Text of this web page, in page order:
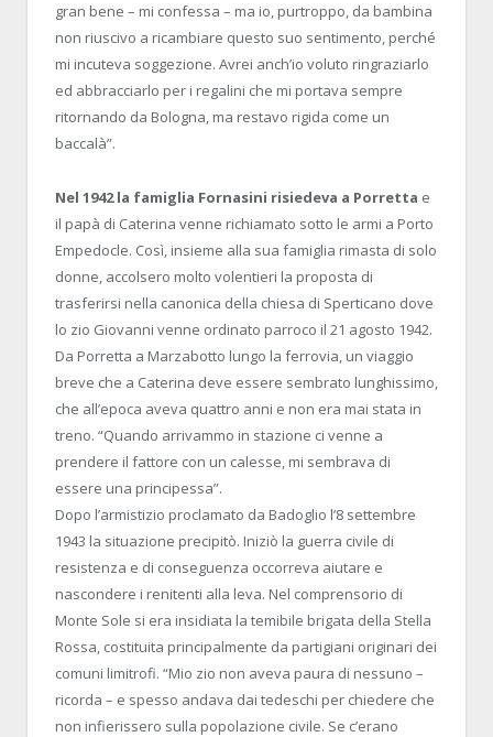
gran bene – mi confessa – ma io, purtroppo, da bambina
non riuscivo a ricambiare questo suo sentimento, perché
mi incuteva soggezione. Avrei anch’io voluto ringraziarlo
ed abbracciarlo per i regalini che mi portava sempre
ritornando da Bologna, ma restavo rigida come un
baccalà”.
Nel 1942 la famiglia Fornasini risiedeva a Porretta e
il papà di Caterina venne richiamato sotto le armi a Porto
Empedocle. Così, insieme alla sua famiglia rimasta di solo
donne, accolsero molto volentieri la proposta di
trasferirsi nella canonica della chiesa di Sperticano dove
lo zio Giovanni venne ordinato parroco il 21 agosto 1942.
Da Porretta a Marzabotto lungo la ferrovia, un viaggio
breve che a Caterina deve essere sembrato lunghissimo,
che all’epoca aveva quattro anni e non era mai stata in
treno. “Quando arrivammo in stazione ci venne a
prendere il fattore con un calesse, mi sembrava di
essere una principessa”.
Dopo l’armistizio proclamato da Badoglio l’8 settembre
1943 la situazione precipitò. Iniziò la guerra civile di
resistenza e di conseguenza occorreva aiutare e
nascondere i renitenti alla leva. Nel comprensorio di
Monte Sole si era insidiata la temibile brigata della Stella
Rossa, costituita principalmente da partigiani originari dei
comuni limitrofi. “Mio zio non aveva paura di nessuno –
ricorda – e spesso andava dai tedeschi per chiedere che
non infierissero sulla popolazione civile. Se c’erano